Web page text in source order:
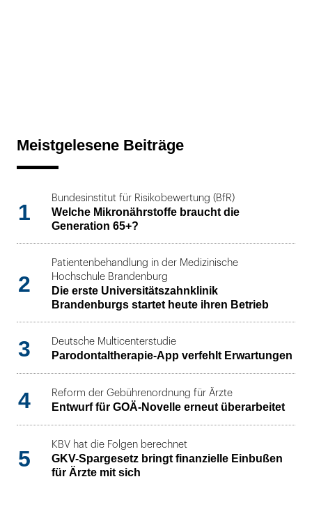
Meistgelesene Beiträge
1
Bundesinstitut für Risikobewertung (BfR)
Welche Mikronährstoffe braucht die
Generation 65+?
2
Patientenbehandlung in der Medizinische
Hochschule Brandenburg
Die erste Universitätszahnklinik
Brandenburgs startet heute ihren Betrieb
3 Deutsche Multicenterstudie
Parodontaltherapie-App verfehlt Erwartungen
4 Reform der Gebührenordnung für Ärzte
Entwurf für GOÄ-Novelle erneut überarbeitet
5
KBV hat die Folgen berechnet
GKV-Spargesetz bringt finanzielle Einbußen
für Ärzte mit sich